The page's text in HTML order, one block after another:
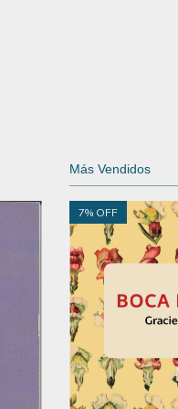
7% OFF